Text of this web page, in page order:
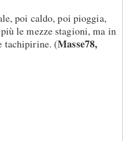
poi caldo, poi pioggia,
le mezze stagioni, ma in
tachipirine. (Masse78,